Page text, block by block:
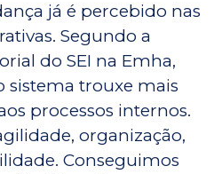
já é percebido nas
Segundo a
do SEI na Emha,
sistema trouxe mais
processos internos.
organização,
Conseguimos